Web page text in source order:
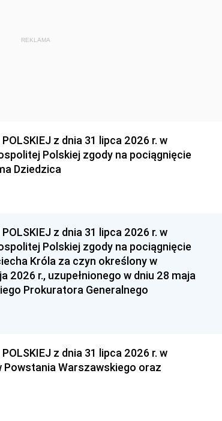
REKLAMA
z dnia 31 lipca 2026 r. w
Polskiej zgody na pociągnięcie
Dziedzica
z dnia 31 lipca 2026 r. w
Polskiej zgody na pociągnięcie
Króla za czyn określony w
2026 r., uzupełnionego w dniu 28 maja
Prokuratora Generalnego
z dnia 31 lipca 2026 r. w
Warszawskiego oraz